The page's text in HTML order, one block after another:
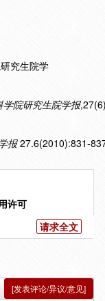
究生院学
学院研究生院学报
报27.6(2010):831-
许可
请求全文
[发表评论/异议/意见]